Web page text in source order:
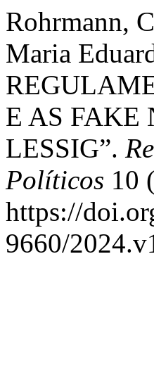
Rohrmann,
Maria
E AS FAKE
LESSIG”.
Políticos 10
https://
9660/